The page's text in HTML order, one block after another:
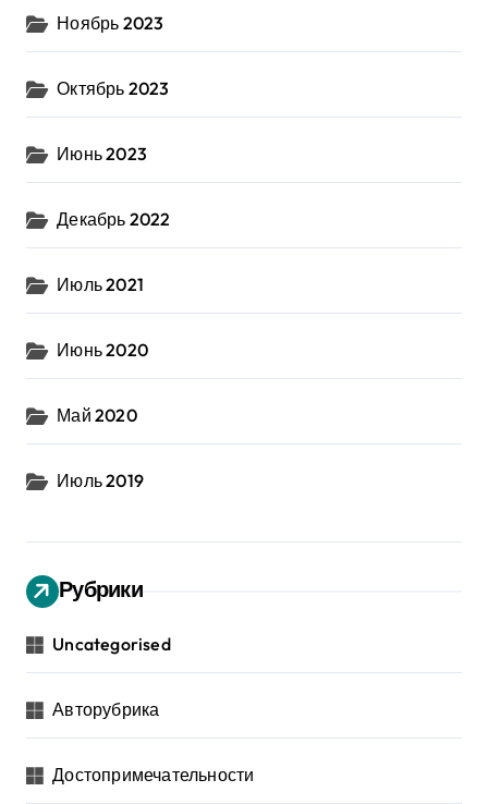
Ноябрь 2023
Октябрь 2023
Июнь 2023
Декабрь 2022
Июль 2021
Июнь 2020
Май 2020
Июль 2019
Рубрики
Uncategorised
Авторубрика
Достопримечательности